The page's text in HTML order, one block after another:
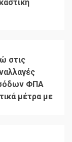
στις
ΦΠΑ
μέτρα με